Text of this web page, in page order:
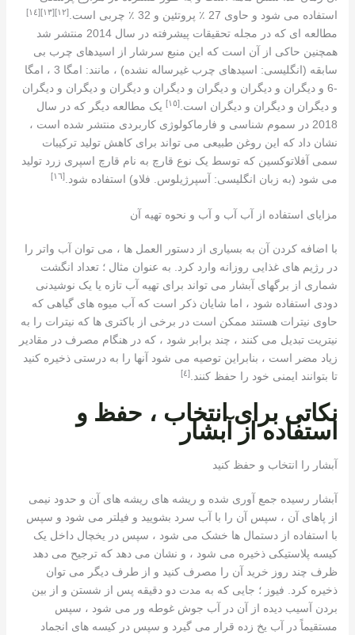
استفاده می شود و حاوی 27 ٪ پروتئین و 32 ٪ چربی است.
[١٢] [١٣] [١٤]
مطالعه ای که در مجله تحقیقات پیشرفته در سال 2014 منتشر شد
همچنین حاکی از آن است که این منبع سرشار از اسیدهای چرب بی
سابقه (انگلیسی: اسیدهای چرب غیرساله نشده) ، مانند: امگا 3 ، امگا
-6 و دیگران و دیگران و دیگران و دیگران و دیگران و دیگران و دیگران
و دیگران و دیگران و دیگران است. [١٥]
یک مطالعه دیگر که در سال
2018 در سموم شناسی و فارماکولوژی کاربردی منتشر شده است ،
نشان داد که این روغن طبیعی می تواند برای کاهش تولید ترکیبات
سمی آفلاتوکسین که توسط یک نوع قارچ به نام قارچ اسپری زرد تولید
می شود (به زبان انگلیسی: آسپرژیلوس. فلاو) استفاده شود. [١٦]
مزایای استفاده از آب آب و آب و نحوه تهیه آن
با اضافه کردن آن به بسیاری از دستور العمل ها ، می توان آب واتر را
در رژیم های غذایی روزانه وارد کرد. به عنوان مثال ؛ تعداد انگشت
شماری از برگهای آبشار می تواند برای تهیه آب تازه یا یک نوشیدنی
دودی استفاده شود ، اما شایان ذکر است که آب میوه های گیاهی که
حاوی نیترات هستند ممکن است در برخی از باکتری ها که نیترات را به
نیتریت تبدیل می کنند ، چند برابر شود ، که در هنگام مصرف در مقادیر
زیاد مضر است ، بنابراین توصیه می شود آنها را به درستی ذخیره کنید
تا بتوانند ایمنی خود را حفظ کنند.[٤]
نکاتی برای انتخاب ، حفظ و
استفاده از آبشار
آبشار را انتخاب و حفظ کنید
آبشار رسیده جمع آوری شده و ریشه های ریشه های آن و حدود نیمی
از پاهای آن ، سپس آن را با آب سرد بشویید و فیلتر می شود و سپس
با استفاده از دستمال ها خشک می شود ، سپس در یخچال داخل یک
کیسه پلاستیکی ذخیره می شود ، و نشان می دهد که ترجیح می دهد
ظرف چند روز خرید آن را مصرف کنید و از طرف دیگر می توان
ذخیره کرد. فیوز ؛ جایی که به مدت دو دقیقه پس از شستن و از بین
بردن آسیب دیده از آن در آب جوش غوطه ور می شود ، سپس
مستقیماً در آب یخ زده قرار می گیرد و سپس در کیسه های انجماد